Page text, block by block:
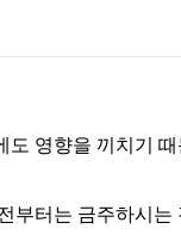
영향을 끼치기
부터는 금주하시는